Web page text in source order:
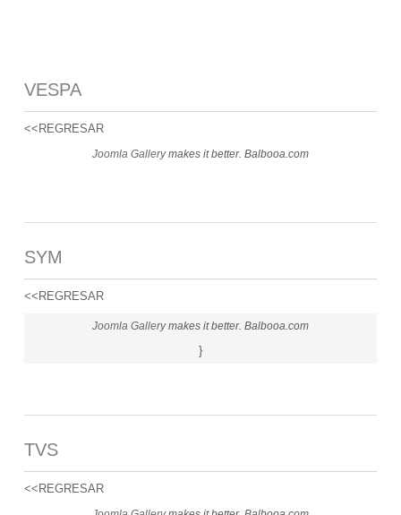
VESPA
<<REGRESAR
Joomla Gallerymakes it better. Balbooa.com
SYM
<<REGRESAR
Joomla Gallerymakes it better. Balbooa.com
}
TVS
<<REGRESAR